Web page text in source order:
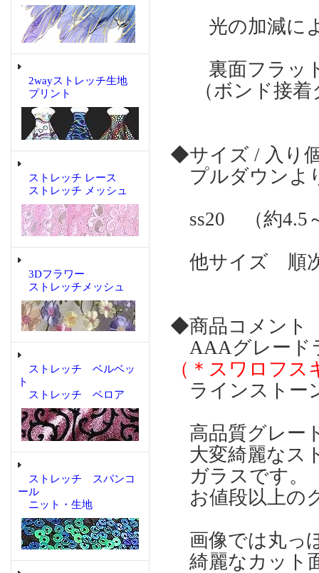
2wayストレッチ生地
プリント
ストレッチ レース
ストレッチ メッシュ
3Dフラワー
ストレッチメッシュ
ストレッチ ベルベッ
ト
ストレッチ ベロア
ストレッチ スパンコ
ール
ニット・生地
光の加減によ
裏面フラッ
（ボンド接着
◆サイズ / 入り
プルダウンよ
ss20 （約4.5
他サイズ 順
◆商品コメント
AAAグレー
（＊スワロフ
ラインストー
高品質グレー
大変綺麗なス
ガラスです。
お値段以上の
画像では丸っ
綺麗なカット